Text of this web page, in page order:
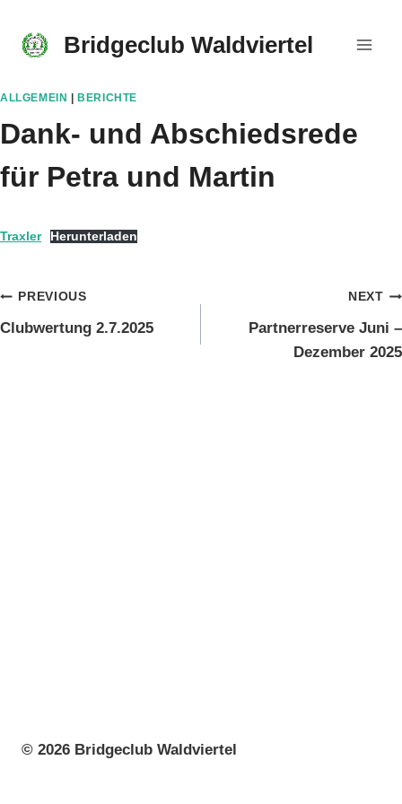
content
Bridgeclub Waldviertel
ALLGEMEIN BERICHTE
Dank- und Abschiedsrede
für Petra und Martin
Traxler Herunterladen
Beitragsnavigation
PREVIOUS
Clubwertung 2.7.2025
NEXT
Partnerreserve Juni –
Dezember 2025
© 2026 Bridgeclub Waldviertel